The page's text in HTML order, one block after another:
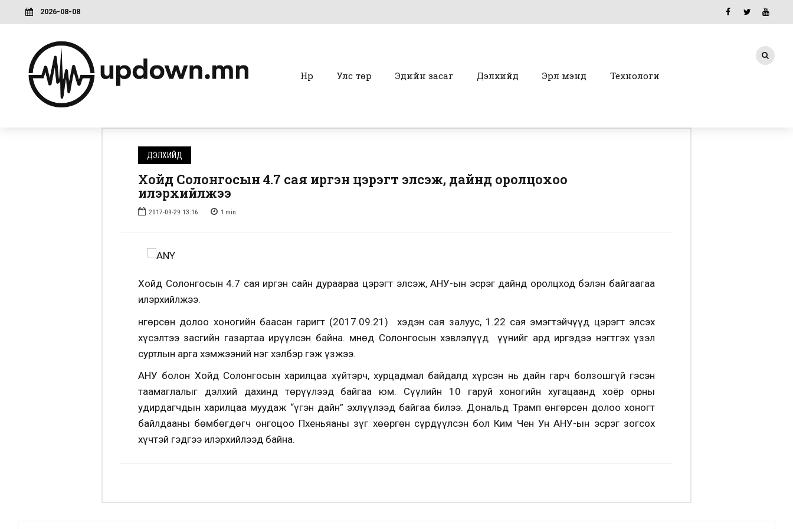
2026-08-08
Нүүр Улс төр Эдийн засаг Дэлхийд Эрүүл мэнд Технологи
ДЭЛХИЙД
Хойд Солонгосын 4.7 сая иргэн цэрэгт элсэж, дайнд оролцохоо
илэрхийлжээ
2017-09-29 13:16 1 min
Хойд Солонгосын 4.7 сая иргэн сайн дураараа цэрэгт элсэж, АНУ-ын эсрэг дайнд оролцход бэлэн байгаагаа
илэрхийлжээ.
Өнгөрсөн долоо хоногийн баасан гаригт (2017.09.21) хэдэн сая залуус, 1.22 сая эмэгтэйчүүд цэрэгт элсэх
хүсэлтээ засгийн газартаа ирүүлсэн байна. Өмнөд Солонгосын хэвлэлүүд үүнийг ард иргэдээ нэгтгэх үзэл
суртлын арга хэмжээний нэг хэлбэр гэж үзжээ.
АНУ болон Хойд Солонгосын харилцаа хүйтэрч, хурцадмал байдалд хүрсэн нь дайн гарч болзошгүй гэсэн
таамаглалыг дэлхий дахинд төрүүлээд байгаа юм. Сүүлийн 10 гаруй хоногийн хугацаанд хоёр орны
удирдагчдын харилцаа муудаж “үгэн дайн” эхлүүлээд байгаа билээ. Дональд Трамп өнгөрсөн долоо хоногт
байлдааны бөмбөгдөгч онгоцоо Пхеньяаны зүг хөөргөн сүрдүүлсэн бол Ким Чен Ун АНУ-ын эсрэг зогсох
хүчтэй гэдгээ илэрхийлээд байна.